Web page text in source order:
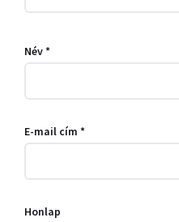
Név*
E-mail cím *
Honlap